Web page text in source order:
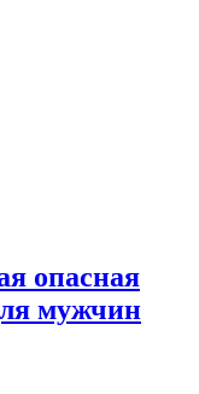
опасная
мужчин